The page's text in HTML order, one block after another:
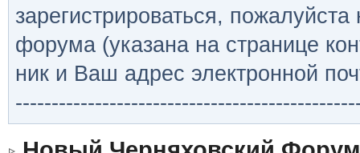
зарегистрироваться,
форума (указана на странице
ник и Ваш адрес электронной